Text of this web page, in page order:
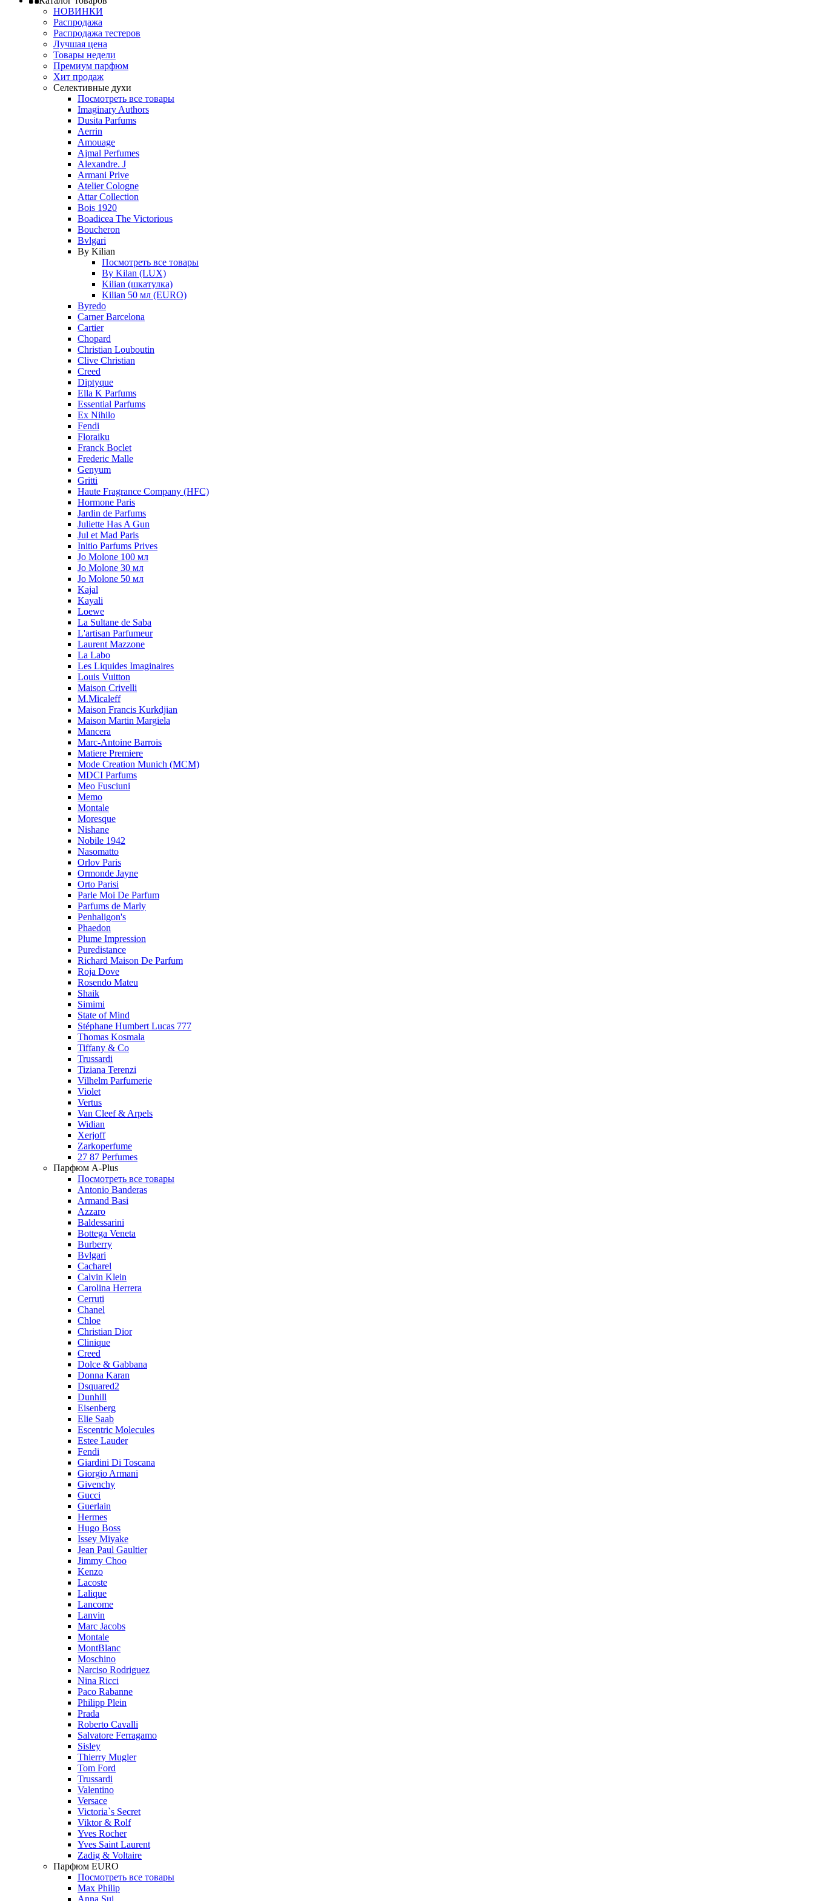
НОВИНКИ
Распродажа
Распродажа тестеров
Лучшая цена
Товары недели
Премиум парфюм
Хит продаж
Селективные духи
Посмотреть все товары
Imaginary Authors
Dusita Parfums
Aerrin
Amouage
Ajmal Perfumes
Alexandre. J
Armani Prive
Atelier Cologne
Attar Collection
Bois 1920
Boadicea The Victorious
Boucheron
Bvlgari
By Kilian
Посмотреть все товары
By Kilan (LUX)
Kilian (шкатулка)
Kilian 50 мл (EURO)
Byredo
Carner Barcelona
Cartier
Chopard
Christian Louboutin
Clive Christian
Creed
Diptyque
Ella K Parfums
Essential Parfums
Ex Nihilo
Fendi
Floraiku
Franck Boclet
Frederic Malle
Genyum
Gritti
Haute Fragrance Company (HFC)
Hormone Paris
Jardin de Parfums
Juliette Has A Gun
Jul et Mad Paris
Initio Parfums Prives
Jo Molone 100 мл
Jo Molone 30 мл
Jo Molone 50 мл
Kajal
Kayali
Loewe
La Sultane de Saba
L'artisan Parfumeur
Laurent Mazzone
La Labo
Les Liquides Imaginaires
Louis Vuitton
Maison Crivelli
M.Micaleff
Maison Francis Kurkdjian
Maison Martin Margiela
Mancera
Marc-Antoine Barrois
Matiere Premiere
Mode Creation Munich (MCM)
MDCI Parfums
Meo Fusciuni
Memo
Montale
Moresque
Nishane
Nobile 1942
Nasomatto
Orlov Paris
Ormonde Jayne
Orto Parisi
Parle Moi De Parfum
Parfums de Marly
Penhaligon's
Phaedon
Plume Impression
Puredistance
Richard Maison De Parfum
Roja Dove
Rosendo Mateu
Shaik
Simimi
State of Mind
Stéphane Humbert Lucas 777
Thomas Kosmala
Tiffany & Co
Trussardi
Tiziana Terenzi
Vilhelm Parfumerie
Violet
Vertus
Van Cleef & Arpels
Widian
Xerjoff
Zarkoperfume
27 87 Perfumes
Парфюм A-Plus
Посмотреть все товары
Antonio Banderas
Armand Basi
Azzaro
Baldessarini
Bottega Veneta
Burberry
Bvlgari
Cacharel
Calvin Klein
Carolina Herrera
Cerruti
Chanel
Chloe
Christian Dior
Clinique
Creed
Dolce & Gabbana
Donna Karan
Dsquared2
Dunhill
Eisenberg
Elie Saab
Escentric Molecules
Estee Lauder
Fendi
Giardini Di Toscana
Giorgio Armani
Givenchy
Gucci
Guerlain
Hermes
Hugo Boss
Issey Miyake
Jean Paul Gaultier
Jimmy Choo
Kenzo
Lacoste
Lalique
Lancome
Lanvin
Marc Jacobs
Montale
MontBlanc
Moschino
Narciso Rodriguez
Nina Ricci
Paco Rabanne
Philipp Plein
Prada
Roberto Cavalli
Salvatore Ferragamo
Sisley
Thierry Mugler
Tom Ford
Trussardi
Valentino
Versace
Victoria`s Secret
Viktor & Rolf
Yves Rocher
Yves Saint Laurent
Zadig & Voltaire
Парфюм EURO
Посмотреть все товары
Max Philip
Anna Sui